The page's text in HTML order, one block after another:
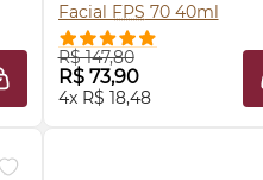
ADICIONAR À SACOLA
Facial FPS 70 40ml
R$ 147,80
R$ 73,90
4x R$ 18,48
COMPRE AGORA ❯